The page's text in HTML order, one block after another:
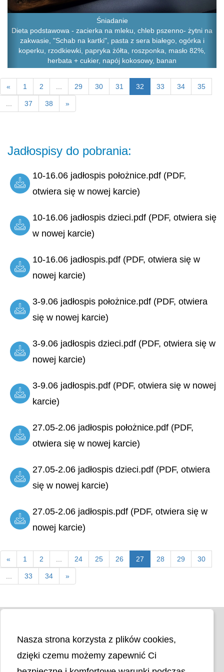
Śniadanie
Dieta podstawowa - zacierka na mleku, chleb pszenno- żytni na
zakwasie, "Schab na kartki", pasta z sera białego, ogórka i
koperku, rzodkiewki, papryka żółta, roszponka, masło 82%,
herbata + cukier, napój kokosowy, banan
« 1 2 ... 29 30 31 32 33 34 35
... 37 38 »
Jadłospisy do pobrania:
10-16.06 jadłospis położnice.pdf (PDF,
otwiera się w nowej karcie)
10-16.06 jadłospis dzieci.pdf (PDF, otwiera się
w nowej karcie)
10-16.06 jadłospis.pdf (PDF, otwiera się w
nowej karcie)
3-9.06 jadłospis położnice.pdf (PDF, otwiera
się w nowej karcie)
3-9.06 jadłospis dzieci.pdf (PDF, otwiera się w
nowej karcie)
3-9.06 jadłospis.pdf (PDF, otwiera się w nowej
karcie)
27.05-2.06 jadłospis położnice.pdf (PDF,
otwiera się w nowej karcie)
27.05-2.06 jadłospis dzieci.pdf (PDF, otwiera
się w nowej karcie)
27.05-2.06 jadłospis.pdf (PDF, otwiera się w
nowej karcie)
« 1 2 ... 24 25 26 27 28 29 30
... 33 34 »
Nasza strona korzysta z plików cookies,
dzięki czemu możemy zapewnić Ci